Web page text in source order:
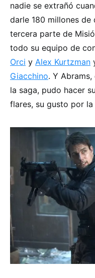
nadie se extrañó
darle 180 millones de
tercera parte de
todo su equipo de
Orci y Alex Kurtzman
Giacchino. Y
la saga, pudo hacer
flares, su gusto por